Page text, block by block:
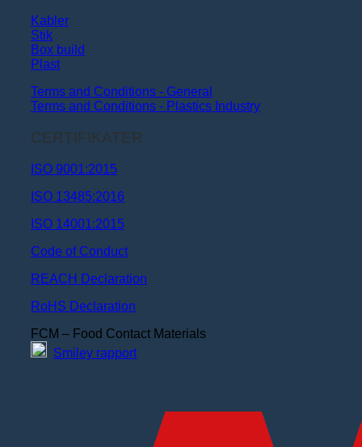
Kabler
Stik
Box build
Plast
Terms and Conditions - General
Terms and Conditions - Plastics Industry
CERTIFIKATER
ISO 9001:2015
ISO 13485:2016
ISO 14001:2015
Code of Conduct
REACH Declaration
RoHS Declaration
FCM – Food Contact Materials
Smiley rapport